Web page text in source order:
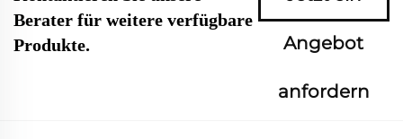
Berater für weitere verfügbare
Produkte.
Angebot
anfordern